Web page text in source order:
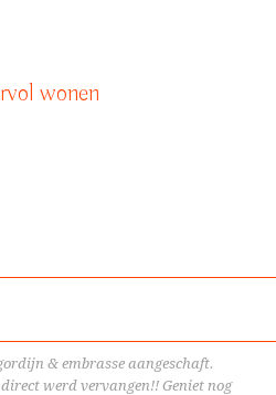
wonen
& embrasse aangeschaft.
werd vervangen!! Geniet nog